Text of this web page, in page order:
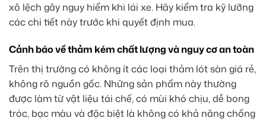
xô lệch gây nguy hiểm khi lái xe. Hãy kiểm tra kỹ lưỡng
các chi tiết này trước khi quyết định mua.
Cảnh báo về thảm kém chất lượng và nguy cơ an toàn
Trên thị trường có không ít các loại thảm lót sàn giá rẻ,
không rõ nguồn gốc. Những sản phẩm này thường
được làm từ vật liệu tái chế, có mùi khó chịu, dễ bong
tróc, bạc màu và đặc biệt là không có khả năng chống